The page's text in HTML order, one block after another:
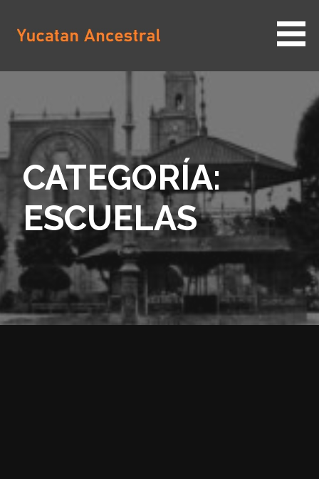
contenido
YUCATAN ANCESTRAL
CATEGORÍA:
ESCUELAS